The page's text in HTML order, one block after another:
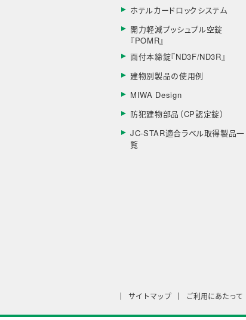
ホテルカードロックシステム
開力軽減プッシュプル空錠
『POMR』
面付本締錠『ND3F/ND3R』
建物別製品の使用例
MIWA Design
防犯建物部品（CP認定錠）
JC-STAR適合ラベル取得製品一
覧
サイトマップ ご利用にあたって